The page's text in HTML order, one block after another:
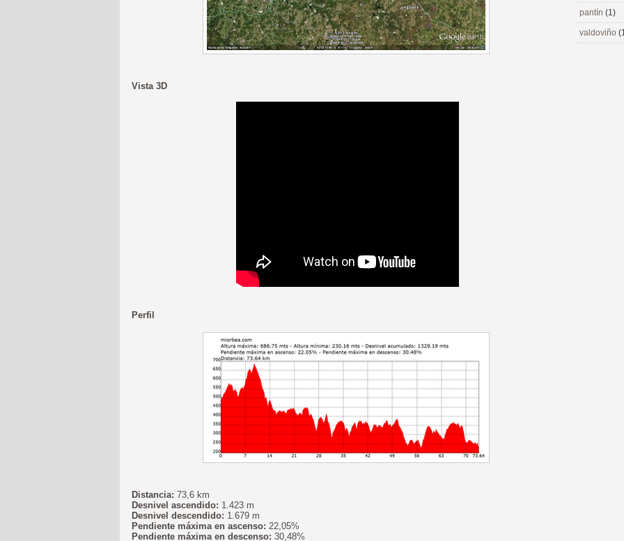
Vista 3D
Perfil
Distancia: 73,6 km
Desnivel ascendido: 1.423 m
Desnivel descendido: 1.679 m
Pendiente máxima en ascenso: 22,05%
Pendiente máxima en descenso: 30,48%
pantín (1)
valdoviño